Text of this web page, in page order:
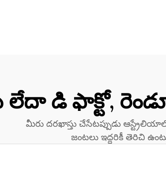
లేదా డి ఫాక్టో,
మీరు దరఖాస్తు చేసేటప్పుడు ఆస్ట్రేలియాలో ఉన్నంత వరకు,
జంటలు ఇద్దరికీ తెరిచి